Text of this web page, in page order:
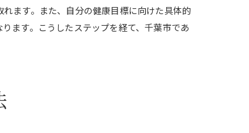
ます。また、自分の健康目標に向けた具体的
ます。こうしたステップを経て、千葉市であ